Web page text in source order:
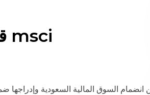
قائمة الأسهم في مؤشر الهند msci